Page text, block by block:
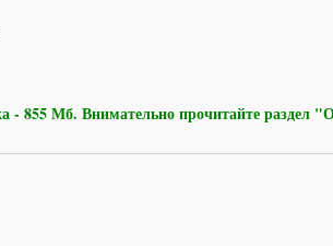
Мб. Внимательно прочитайте раздел